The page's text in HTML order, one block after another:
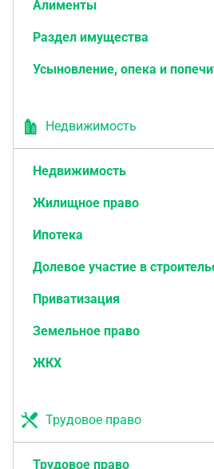
Алименты
Раздел имущества
Усыновление, опека и
Недвижимость
Недвижимость
Жилищное право
Ипотека
Долевое участие в
Приватизация
Земельное право
ЖКХ
Трудовое право
Трудовое право